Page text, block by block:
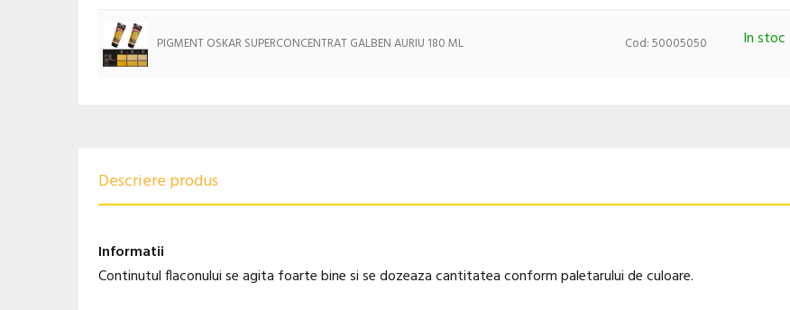
PIGMENT OSKAR SUPERCONCENTRAT GALBEN AURIU 180 ML Cod: 50005050 In stoc
Descriere produs
Informatii
Continutul flaconului se agita foarte bine si se dozeaza cantitatea conform paletarului de culoare.